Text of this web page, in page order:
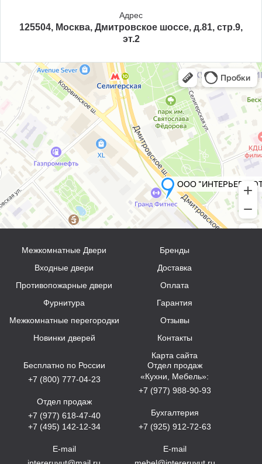
Адрес
125504, Москва, Дмитровское шоссе, д.81, стр.9,
эт.2
Межкомнатные Двери
Входные двери
Противопожарные двери
Фурнитура
Межкомнатные перегородки
Новинки дверей
Бренды
Доставка
Оплата
Гарантия
Отзывы
Контакты
Карта сайта
Бесплатно по России
+7 (800) 777-04-23
Отдел продаж
+7 (977) 618-47-40
+7 (495) 142-12-34
E-mail
Отдел продаж
«Кухни, Мебель»:
+7 (977) 988-90-93
Бухгалтерия
+7 (925) 912-72-63
E-mail